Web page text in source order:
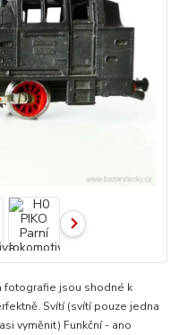
fotografie jsou shodné k
Svítí (svítí pouze jedna
vyměnit) Funkční - ano